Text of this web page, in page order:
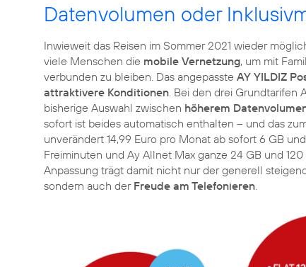
Datenvolumen oder
Inwieweit das Reisen im Sommer 2021 wieder
viele Menschen die mobile Vernetzung, um mit
verbunden zu bleiben. Das angepasste AY YILDIZ
attraktivere Konditionen. Bei den drei Grundtarifen
bisherige Auswahl zwischen höherem
sofort ist beides automatisch enthalten – und das
unverändert 14,99 Euro pro Monat ab sofort 6 GB
Freiminuten und Ay Allnet Max ganze 24 GB und
Anpassung trägt damit nicht nur der generell
sondern auch der Freude am Telefonieren.